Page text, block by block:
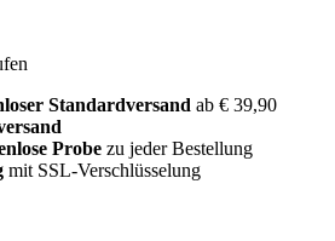
Standardversand ab € 39,90
Probe zu jeder Bestellung
mit SSL-Verschlüsselung